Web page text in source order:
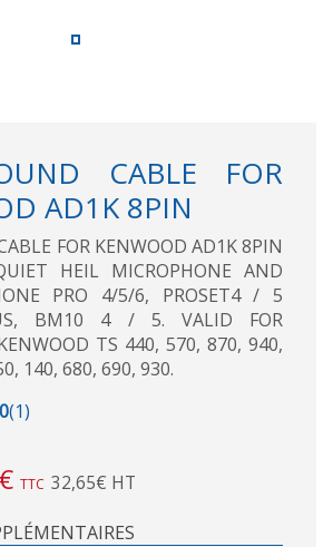
CABLE FOR
AD1K 8PIN
FOR KENWOOD AD1K 8PIN
HEIL MICROPHONE AND
PRO 4/5/6, PROSET4 / 5
BM10 4 / 5. VALID FOR
TS 440, 570, 870, 940,
140, 680, 690, 930.
(1)
€ TTC 32,65€ HT